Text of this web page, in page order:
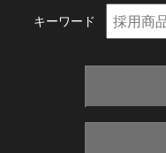
キーワード